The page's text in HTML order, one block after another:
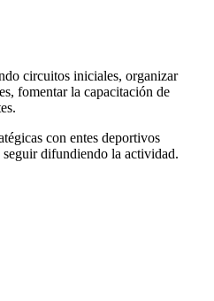
circuitos iniciales, organizar
fomentar la capacitación de
con entes deportivos
difundiendo la actividad.